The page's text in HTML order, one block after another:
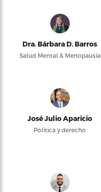
Dra. Bárbara D. Barros
Salud Mental & Menopausia
José Julio Aparicio
Política y derecho